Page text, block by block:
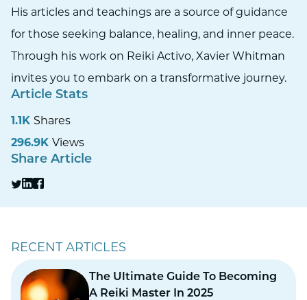
His articles and teachings are a source of guidance
for those seeking balance, healing, and inner peace.
Through his work on Reiki Activo, Xavier Whitman
invites you to embark on a transformative journey.
Article Stats
1.1K Shares
296.9K Views
Share Article
RECENT ARTICLES
The Ultimate Guide To Becoming
A Reiki Master In 2025